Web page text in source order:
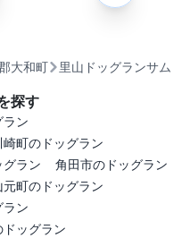
大和町 里山ドッグランサム
探す
ラン
崎町のドッグラン
ラン
角田市のドッグラン
元町のドッグラン
ラン
ッグラン